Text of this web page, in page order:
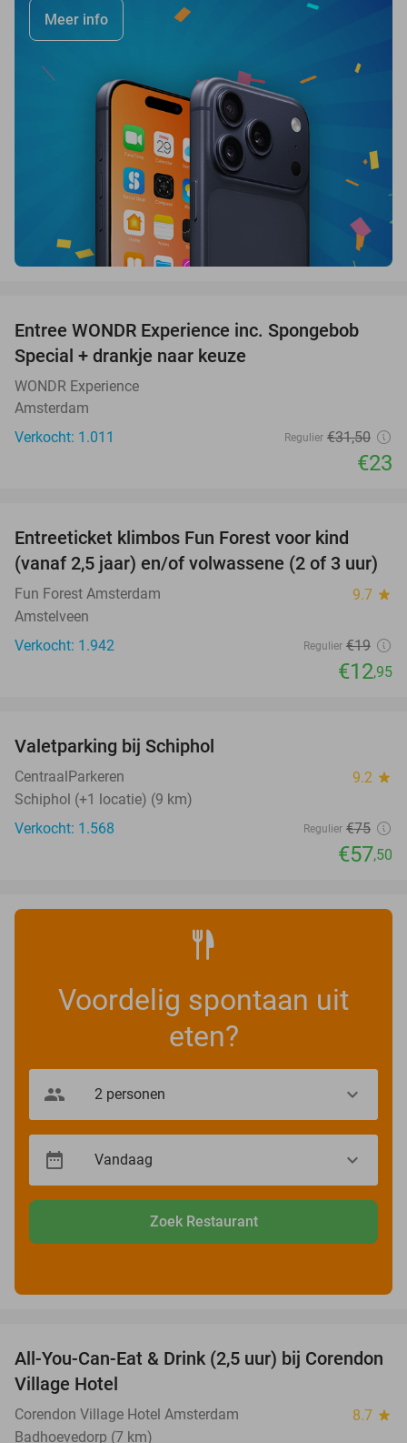
Meer info
27%
Entree WONDR Experience inc. Spongebob
Special + drankje naar keuze
WONDR Experience
Amsterdam
Verkocht: 1.011
Regulier €31,50
€23
Entreeticket klimbos Fun Forest voor kind
(vanaf 2,5 jaar) en/of volwassene (2 of 3 uur)
Fun Forest Amsterdam 9.7 star
Amstelveen
Verkocht: 1.942
Regulier €19
€12,95
Valetparking bij Schiphol
CentraalParkeren 9.2 star
Schiphol (+1 locatie) (9 km)
Verkocht: 1.568
Regulier €75
€57,50
Voordelig spontaan uit
eten?
Zoek Restaurant
37%
All-You-Can-Eat & Drink (2,5 uur) bij Corendon
Village Hotel
Corendon Village Hotel Amsterdam 8.7 star
Badhoevedorp (7 km)